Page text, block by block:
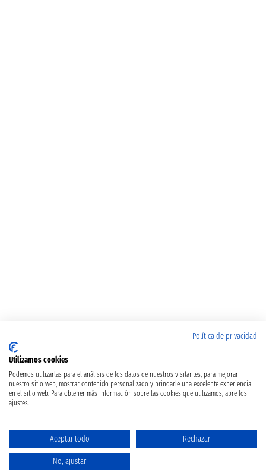
Política de privacidad
Utilizamos cookies
Podemos utilizarlas para el análisis de los datos de nuestros visitantes, para mejorar
nuestro sitio web, mostrar contenido personalizado y brindarle una excelente experiencia
en el sitio web. Para obtener más información sobre las cookies que utilizamos, abre los
ajustes.
Aceptar todo Rechazar
No, ajustar